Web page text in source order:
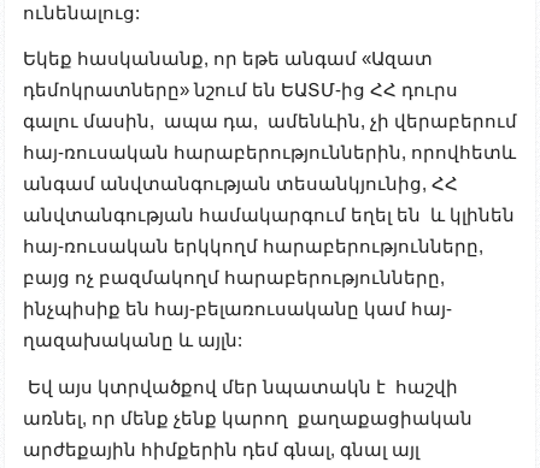
ունենալուց:
Եկեք հասկանանք, որ եթե անգամ «Ազատ
դեմոկրատները» նշում են ԵԱՏՄ-ից ՀՀ դուրս
գալու մասին, ապա դա, ամենևին, չի վերաբերում
հայ-ռուսական հարաբերություններին, որովհետև
անգամ անվտանգության տեսանկյունից, ՀՀ
անվտանգության համակարգում եղել են և կլինեն
հայ-ռուսական երկկողմ հարաբերությունները,
բայց ոչ բազմակողմ հարաբերությունները,
ինչպիսիք են հայ-բելառուսականը կամ հայ-
ղազախականը և այլն:
Եվ այս կտրվածքով մեր նպատակն է հաշվի
առնել, որ մենք չենք կարող քաղաքացիական
արժեքային հիմքերին դեմ գնալ, գնալ այլ